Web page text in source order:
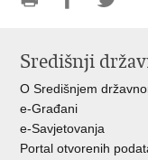
FacebookuTwitteru
Središnji
O Središnjem
e-Građani
e-Savjetovanja
Portal otvorenih